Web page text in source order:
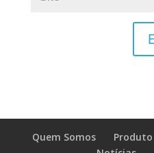
Quem Somos Produto